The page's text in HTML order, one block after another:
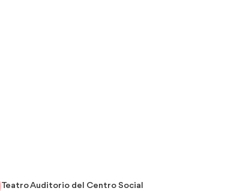
Teatro Auditorio del Centro Social